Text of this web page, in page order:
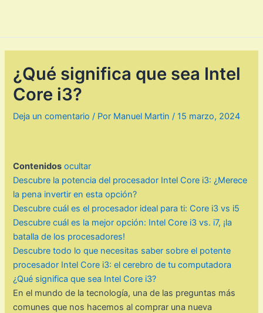
¿Qué significa que sea Intel
Core i3?
Deja un comentario / Por Manuel Martin/15 marzo, 2024
Contenidos ocultar
Descubre la potencia del procesador Intel Core i3: ¿Merece
la pena invertir en esta opción?
Descubre cuál es el procesador ideal para ti: Core i3 vs i5
Descubre cuál es la mejor opción: Intel Core i3 vs. i7, ¡la
batalla de los procesadores!
Descubre todo lo que necesitas saber sobre el potente
procesador Intel Core i3: el cerebro de tu computadora
¿Qué significa que sea Intel Core i3?
En el mundo de la tecnología, una de las preguntas más
comunes que nos hacemos al comprar una nueva